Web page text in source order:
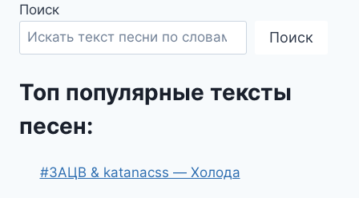
Поиск
Поиск
Топ популярные тексты
песен:
#ЗАЦВ & katanacss — Холода